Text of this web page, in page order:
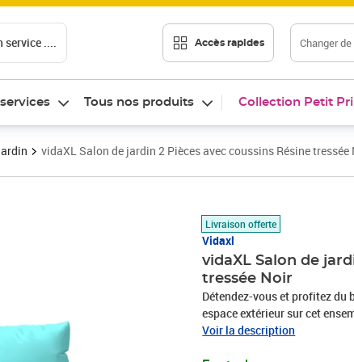
service .... Accès rapides Changer
services Tous nos produits Collection Petit
vidaXL Salon de jardin 2 Pièces avec coussins Résine tressée
Livraison offerte
Vidaxl
vidaXL Salon de
tressée Noir
Détendez-vous et profitez du
espace extérieur sur cet
Design modulaire : ce design
Voir la description
Prix barré 201,99 €
Prix 191,89€